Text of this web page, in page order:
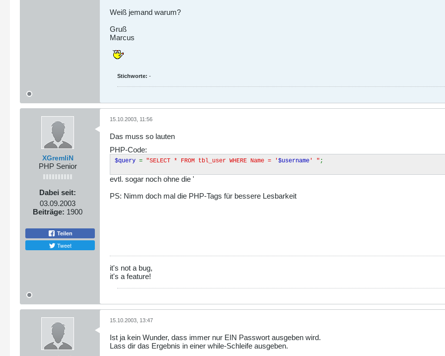
Weiß jemand warum?
Gruß
Marcus
Stichworte: -
XGremliN
PHP Senior
Dabei seit:
03.09.2003
Beiträge: 1900
Teilen
Tweet
15.10.2003, 11:56
Das muss so lauten
PHP-Code:
$query = "SELECT * FROM tbl_user WHERE Name = '$username ' " ;
evtl. sogar noch ohne die '
PS: Nimm doch mal die PHP-Tags für bessere Lesbarkeit
it's not a bug,
it's a feature!
15.10.2003, 13:47
Ist ja kein Wunder, dass immer nur EIN Passwort ausgeben wird.
Lass dir das Ergebnis in einer while-Schleife ausgeben.